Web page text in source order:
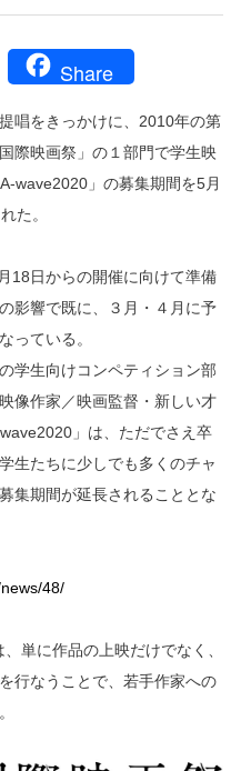
F
b
Share
唱をきっかけに、2010年の第
際映画祭」の１部門で学生映
wave2020」の募集期間を5月
た。
18日からの開催に向けて準備
影響で既に、３月・４月に予
っている。
学生向けコンペティション部
像作家／映画監督・新しい才
」は、ただでさえ卒
生たちに少しでも多くのチャ
集期間が延長されることとな
48/
単に作品の上映だけでなく、
行なうことで、若手作家への